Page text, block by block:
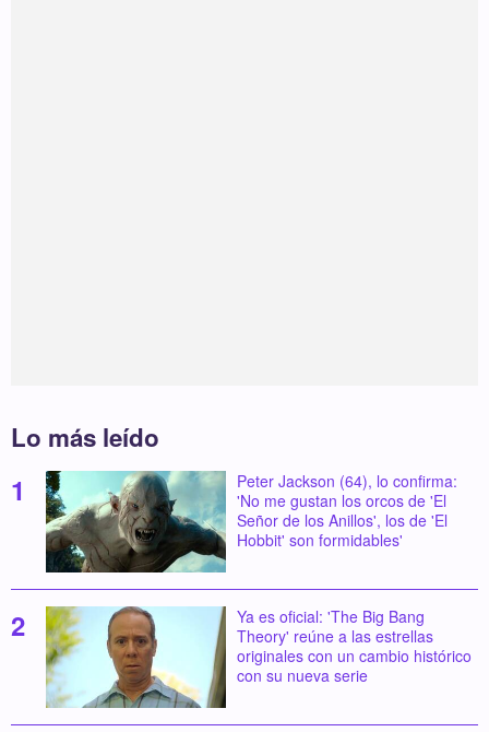
Lo más leído
Peter Jackson (64), lo confirma:
'No me gustan los orcos de 'El
Señor de los Anillos', los de 'El
Hobbit' son formidables'
Ya es oficial: 'The Big Bang
Theory' reúne a las estrellas
originales con un cambio histórico
con su nueva serie